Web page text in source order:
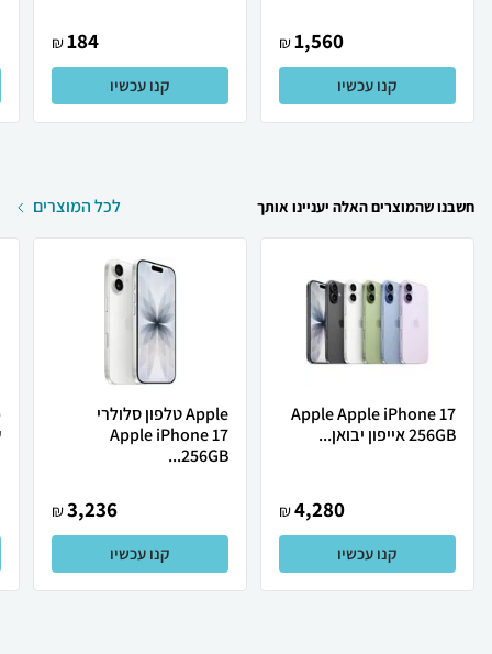
1,560
₪
קנו עכשיו
184
₪
קנו עכשיו
חשבנו שהמוצרים האלה יעניינו אותך לכל המוצרים
Apple Apple iPhone 17
256GB אייפון יבואן...
4,280
₪
קנו עכשיו
Apple טלפון סלולרי
Apple iPhone 17
256GB...
3,236
₪
קנו עכשיו